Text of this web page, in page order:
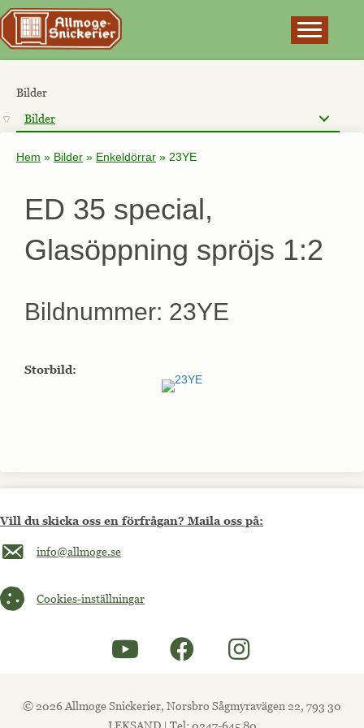
Bilder
Bilder
Hem » Bilder » Enkeldörrar » 23YE
ED 35 special,
Glasöppning spröjs 1:2
Bildnummer: 23YE
Storbild:
Vill du skicka oss en förfrågan? Maila oss på:
Maila oss på info@allmoge.se
info@allmoge.se
Cookies-inställningar
Cookies-inställningar
© 2026 Allmoge Snickerier, Norsbro Sågmyravägen 22, 793 30
LEKSAND | Tel: 0247-645 80